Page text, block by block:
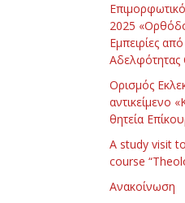
2025
Εμπειρίες
Ορισμός
αντικείμενο
θητεία
Α study visit
course
Ανακοίνωση